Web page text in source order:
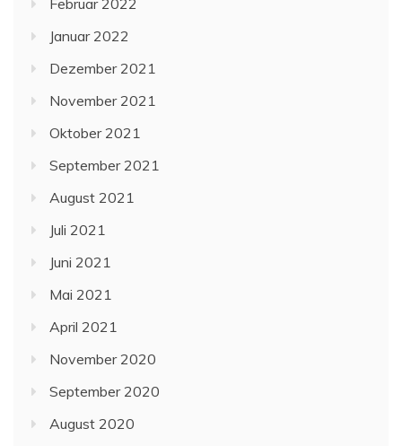
Februar 2022
Januar 2022
Dezember 2021
November 2021
Oktober 2021
September 2021
August 2021
Juli 2021
Juni 2021
Mai 2021
April 2021
November 2020
September 2020
August 2020